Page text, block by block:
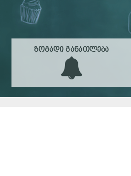
ᲖᲝᲒᲐᲓᲘ ᲒᲐᲜᲐᲗᲚᲔᲑᲐ